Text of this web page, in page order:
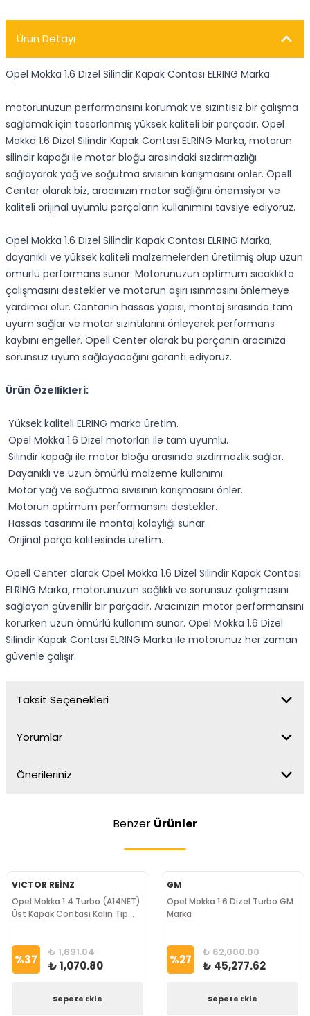
Ürün Detayı
Opel Mokka 1.6 Dizel Silindir Kapak Contası ELRING Marka
motorunuzun performansını korumak ve sızıntısız bir çalışma
sağlamak için tasarlanmış yüksek kaliteli bir parçadır. Opel
Mokka 1.6 Dizel Silindir Kapak Contası ELRING Marka, motorun
silindir kapağı ile motor bloğu arasındaki sızdırmazlığı
sağlayarak yağ ve soğutma sıvısının karışmasını önler. Opell
Center olarak biz, aracınızın motor sağlığını önemsiyor ve
kaliteli orijinal uyumlu parçaların kullanımını tavsiye ediyoruz.
Opel Mokka 1.6 Dizel Silindir Kapak Contası ELRING Marka,
dayanıklı ve yüksek kaliteli malzemelerden üretilmiş olup uzun
ömürlü performans sunar. Motorunuzun optimum sıcaklıkta
çalışmasını destekler ve motorun aşırı ısınmasını önlemeye
yardımcı olur. Contanın hassas yapısı, montaj sırasında tam
uyum sağlar ve motor sızıntılarını önleyerek performans
kaybını engeller. Opell Center olarak bu parçanın aracınıza
sorunsuz uyum sağlayacağını garanti ediyoruz.
Ürün Özellikleri:
Yüksek kaliteli ELRING marka üretim.
Opel Mokka 1.6 Dizel motorları ile tam uyumlu.
Silindir kapağı ile motor bloğu arasında sızdırmazlık sağlar.
Dayanıklı ve uzun ömürlü malzeme kullanımı.
Motor yağ ve soğutma sıvısının karışmasını önler.
Motorun optimum performansını destekler.
Hassas tasarımı ile montaj kolaylığı sunar.
Orijinal parça kalitesinde üretim.
Opell Center olarak Opel Mokka 1.6 Dizel Silindir Kapak Contası
ELRING Marka, motorunuzun sağlıklı ve sorunsuz çalışmasını
sağlayan güvenilir bir parçadır. Aracınızın motor performansını
korurken uzun ömürlü kullanım sunar. Opel Mokka 1.6 Dizel
Silindir Kapak Contası ELRING Marka ile motorunuz her zaman
güvenle çalışır.
Taksit Seçenekleri
Yorumlar
Önerileriniz
Benzer Ürünler
VICTOR REİNZ
Opel Mokka 1.4 Turbo (A14NET)
Üst Kapak Contası Kalın Tip
%37 ₺ 1,691.04
₺ 1,070.80
Sepete Ekle
GM
Opel Mokka 1.6 Dizel Turbo GM
Marka
%27 ₺ 62,000.00
₺ 45,277.62
Sepete Ekle